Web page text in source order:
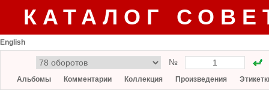
КАТАЛОГ
English
№
Альбомы Комментарии Коллекция Произведения